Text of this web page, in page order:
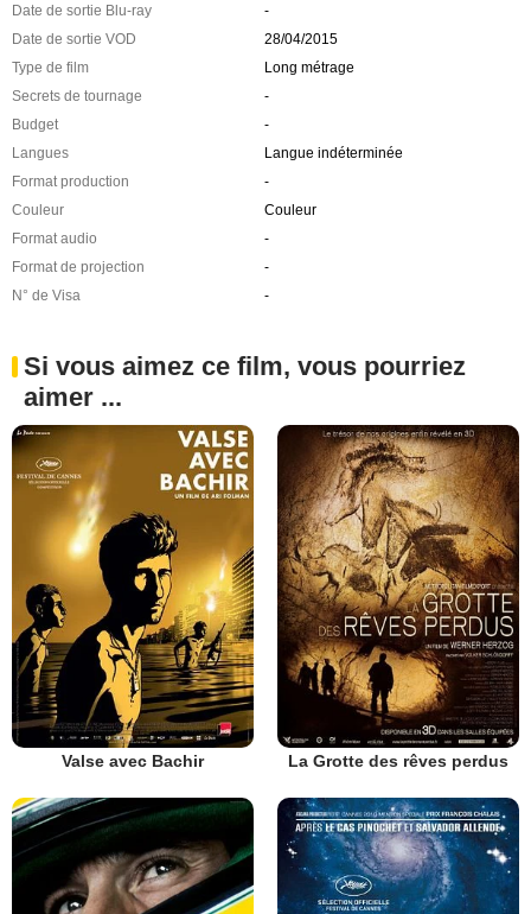
Date de sortie Blu-ray
-
Date de sortie VOD
28/04/2015
Type de film
Long métrage
Secrets de tournage
-
Budget
-
Langues
Langue indéterminée
Format production
-
Couleur
Couleur
Format audio
-
Format de projection
-
N° de Visa
-
Si vous aimez ce film, vous pourriez
aimer ...
Valse avec Bachir La Grotte des rêves perdus